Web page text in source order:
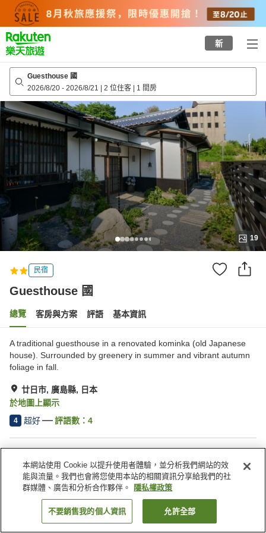
top
page
新
Guesthouse 國
2026/8/20 - 2026/8/21 | 2 位住客 | 1 間房
19
民宿
Guesthouse 國
總覽 客房與方案 評語 基本資訊
A traditional guesthouse in a renovated kominka (old Japanese
house). Surrounded by greenery in summer and vibrant autumn
foliage in fall.
廿日市, 廣島縣, 日本
於地圖上顯示
4 超好 評語數： 4
停車場 共用廚房
找客房
本網站使用 Cookie 以提升使用者體驗，並分析我們網站的效
能與流量。我們也會將您使用本站的相關資訊分享給我們的社
群媒體、廣告和分析合作夥伴。
隱私權政策
不要銷售我的個人資訊 允許全部